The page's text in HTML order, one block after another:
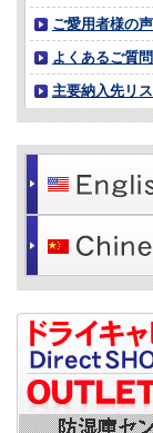
ご愛用者様の声
よくあるご質問
主要納入先リ